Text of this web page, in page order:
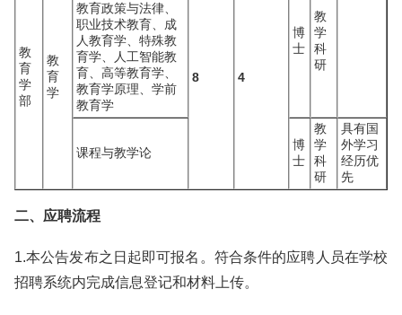
教
育
学
部
教
育
学
教育政策与法律、
职业技术教育、成
人教育学、特殊教
育学、人工智能教
育、高等教育学、
教育学原理、学前
教育学
8 4
博
士
教
学
科
研
课程与教学论
博
士
教
学
科
研
具有国
外学习
经历优
先
二、应聘流程
1.本公告发布之日起即可报名。符合条件的应聘人员在学校
招聘系统内完成信息登记和材料上传。